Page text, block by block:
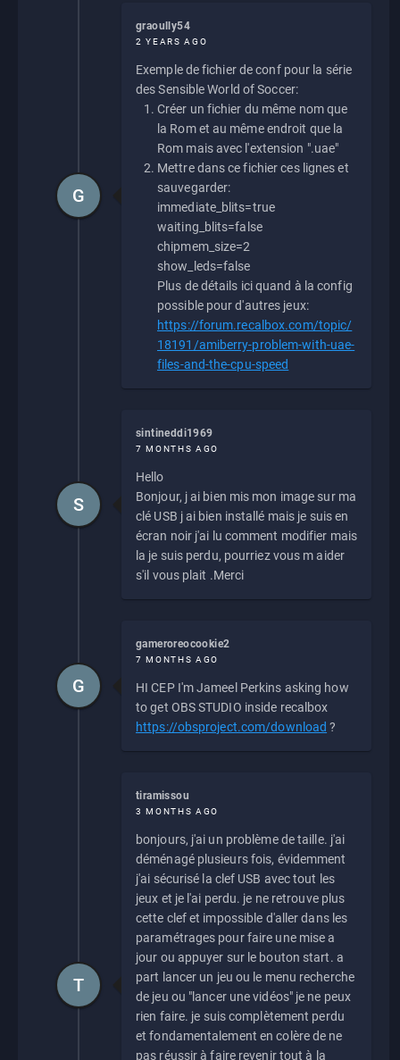
graoully54
2 YEARS AGO
Exemple de fichier de conf pour la série
des Sensible World of Soccer:
Créer un fichier du même nom que
la Rom et au même endroit que la
Rom mais avec l'extension ".uae"
Mettre dans ce fichier ces lignes et
sauvegarder:
immediate_blits=true
waiting_blits=false
chipmem_size=2
show_leds=false
Plus de détails ici quand à la config
possible pour d'autres jeux:
https://forum.recalbox.com/topic/
18191/amiberry-problem-with-uae-
files-and-the-cpu-speed
G
sintineddi1969
7 MONTHS AGO
Hello
Bonjour, j ai bien mis mon image sur ma
clé USB j ai bien installé mais je suis en
écran noir j'ai lu comment modifier mais
la je suis perdu, pourriez vous m aider
s'il vous plait .Merci
S
gameroreocookie2
7 MONTHS AGO
HI CEP I'm Jameel Perkins asking how
to get OBS STUDIO inside recalbox
https://obsproject.com/download ?
G
tiramissou
3 MONTHS AGO
bonjours, j'ai un problème de taille. j'ai
déménagé plusieurs fois, évidemment
j'ai sécurisé la clef USB avec tout les
jeux et je l'ai perdu. je ne retrouve plus
cette clef et impossible d'aller dans les
paramétrages pour faire une mise a
jour ou appuyer sur le bouton start. a
part lancer un jeu ou le menu recherche
de jeu ou "lancer une vidéos" je ne peux
rien faire. je suis complètement perdu
et fondamentalement en colère de ne
pas réussir à faire revenir tout à la
T